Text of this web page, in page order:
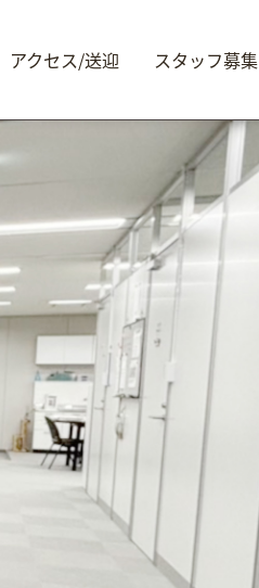
アクセス/送迎 スタッフ募集